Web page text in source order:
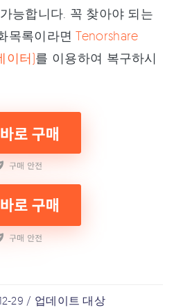
능합니다. 꼭 찾아야 되는
목록이라면Tenorshare
이터)를 이용하여 복구하시
29 / 업데이트 대상